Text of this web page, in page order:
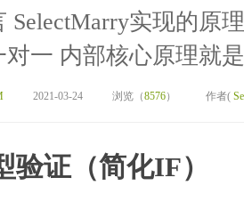
SelectMarry实现的原
对一 内部核心原理就
2021-03-24 浏览（8576） 作者(
验证（简化IF）